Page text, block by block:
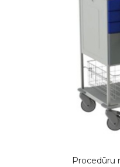
Procedūru